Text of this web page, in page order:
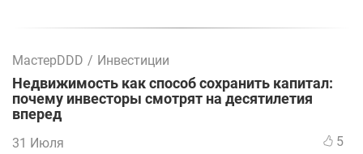
МастерDDD / Инвестиции
Недвижимость как способ сохранить капитал:
почему инвесторы смотрят на десятилетия
вперед
31 Июля 5